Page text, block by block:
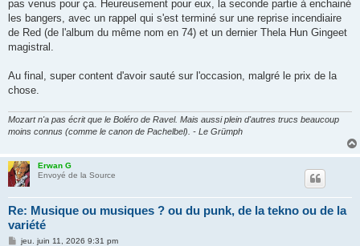
pas venus pour ça. Heureusement pour eux, la seconde partie à enchainé
les bangers, avec un rappel qui s'est terminé sur une reprise incendiaire
de Red (de l'album du même nom en 74) et un dernier Thela Hun Gingeet
magistral.
Au final, super content d'avoir sauté sur l'occasion, malgré le prix de la
chose.
Mozart n'a pas écrit que le Boléro de Ravel. Mais aussi plein d'autres trucs beaucoup
moins connus (comme le canon de Pachelbel). - Le Grümph
Erwan G
Envoyé de la Source
Re: Musique ou musiques ? ou du punk, de la tekno ou de la
variété
Mjeu. juin 11, 2026 9:31 pm